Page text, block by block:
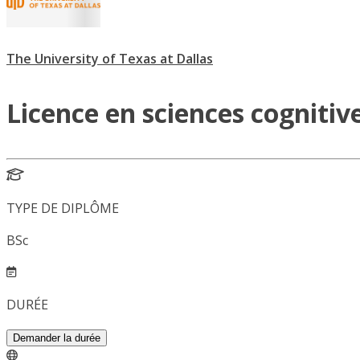
The University of Texas at Dallas
Licence en sciences
TYPE DE DIPLÔME
BSc
DURÉE
Demander la durée